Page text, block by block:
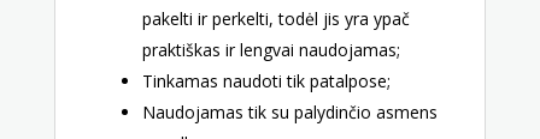
pakelti ir perkelti, todėl jis yra ypač
praktiškas ir lengvai naudojamas;
Tinkamas naudoti tik patalpose;
Naudojamas tik su palydinčio asmens